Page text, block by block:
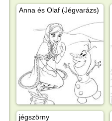
Anna és Olaf (Jégvarázs)
jégszörny